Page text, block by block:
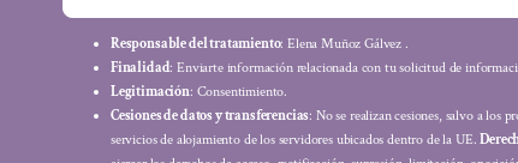
Responsable del tratamiento: Elena Muñoz Gálvez .
Finalidad: Enviarte información relacionada con tu solicitud de
Legitimación: Consentimiento.
Cesiones de datos y transferencias: No se realizan cesiones, salvo a los
servicios de alojamiento de los servidores ubicados dentro de la UE.